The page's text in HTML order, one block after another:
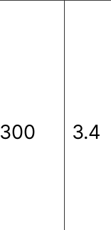
300 3.4